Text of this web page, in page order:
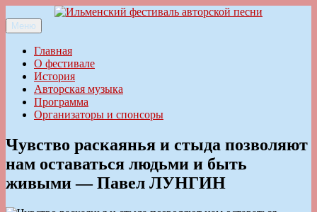
к
содержимому
Ильменский фестиваль авторской песни
Меню
Главная
О фестивале
История
Авторская музыка
Программа
Организаторы и спонсоры
Чувство раскаянья и стыда позволяют
нам оставаться людьми и быть
живыми — Павел ЛУНГИН